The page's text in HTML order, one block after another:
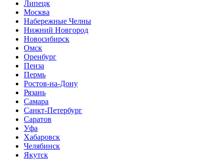
Липецк
Москва
Набережные Челны
Нижний Новгород
Новосибирск
Омск
Оренбург
Пенза
Пермь
Ростов-на-Дону
Рязань
Самара
Санкт-Петербург
Саратов
Уфа
Хабаровск
Челябинск
Якутск